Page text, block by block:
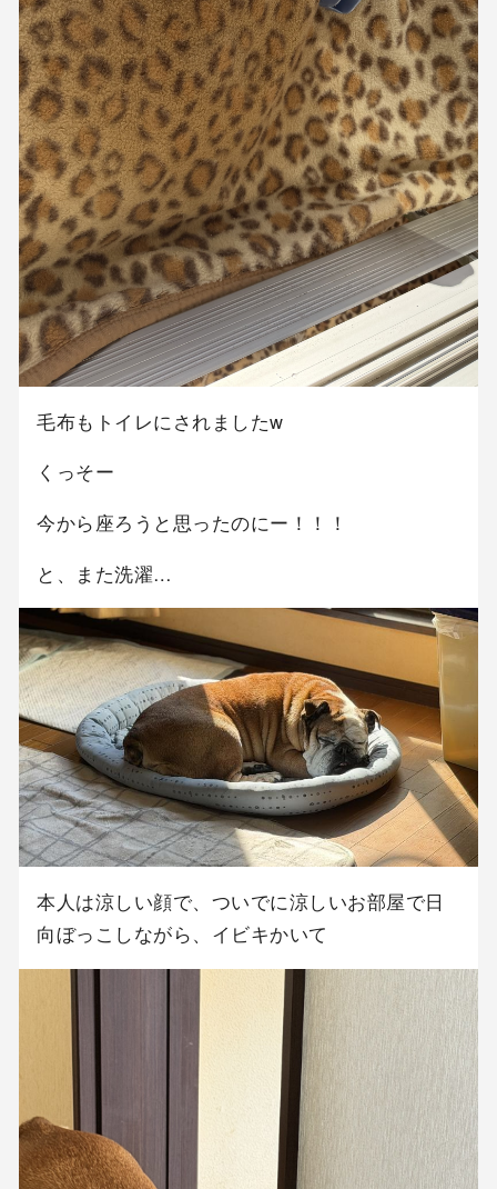
毛布もトイレにされましたw
くっそー
今から座ろうと思ったのにー！！！
と、また洗濯…
本人は涼しい顔で、ついでに涼しいお部屋で日
向ぼっこしながら、イビキかいて